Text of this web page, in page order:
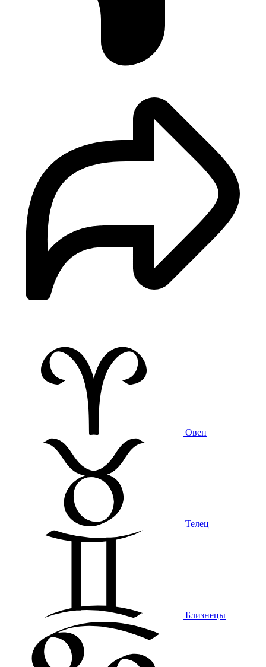
Овен
Телец
Близнецы